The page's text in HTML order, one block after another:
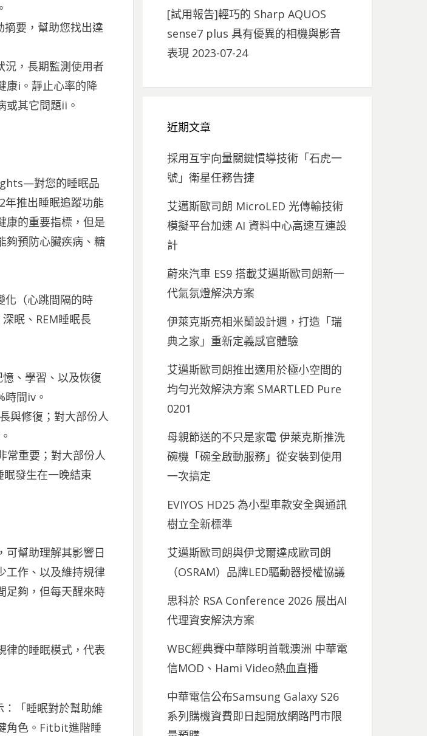
要，幫助您找出達
，長期監測使用者
康i。靜止心率的降
或其它問題ii。
對您的睡眠品
推出睡眠追蹤功能
康的重要指標，但是
夠預防心臟疾病、糖
化（心跳間隔的時
眠、REM睡眠長
、學習、以及恢復
間iv。
與修復；對大部份人
常重要；對大部份人
眠發生在一晚結束
可幫助理解其影響日
工作、以及維持規律
足夠，但每天醒來時
律的睡眠模式，代表
「睡眠對於幫助維
角色。Fitbit進階睡
[試用報告]輕巧的 Sharp AQUOS
sense7 plus 具有優異的相機與影音
表現 2023-07-24
近期文章
採用互宇向量關鍵慣導技術「石虎一
號」衛星任務告捷
艾邁斯歐司朗 MicroLED 光傳輸技術
模擬平台加速 AI 資料中心高速互連設
計
蔚來汽車 ES9 搭載艾邁斯歐司朗新一
代氣氛燈解決方案
伊萊克斯亮相米蘭設計週，打造「瑞
典之家」重新定義感官體驗
艾邁斯歐司朗推出適用於極小空間的
均勻光效解決方案 SMARTLED Pure
0201
母親節送的不只是家電 伊萊克斯推洗
碗機「碗全啟動服務」從安裝到使用
一次搞定
EVIYOS HD25 為小型車款安全與通訊
樹立全新標準
艾邁斯歐司朗與伊戈爾達成歐司朗
（OSRAM）品牌LED驅動器授權協議
思科於 RSA Conference 2026 展出AI
代理資安解決方案
WBC經典賽中華隊明首戰澳洲 中華電
信MOD、Hami Video熱血直播
中華電信公布Samsung Galaxy S26
系列購機資費即日起開放網路門市限